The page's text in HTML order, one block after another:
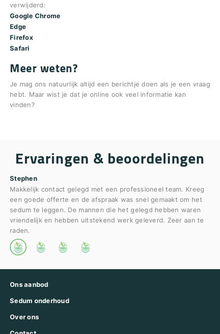
verwijderd:
Google Chrome
Edge
Firefox
Safari
Meer weten?
Je mag ons natuurlijk altijd een berichtje doen als je een vraag
hebt. Maar wist je dat je online ook veel informatie kan
vinden?
Ervaringen & beoordelingen
Stephen
Makkelijk contact gelegd met een professioneel team. Kreeg
een goede offerte en de afspraak was snel gemaakt om het
sedum te leggen. De mannen die het gelegd hebben waren
vriendelijk en hebben uitstekend werk geleverd. Zeer aan te
raden.
Ons aanbod
Sedum onderhoud
Over ons